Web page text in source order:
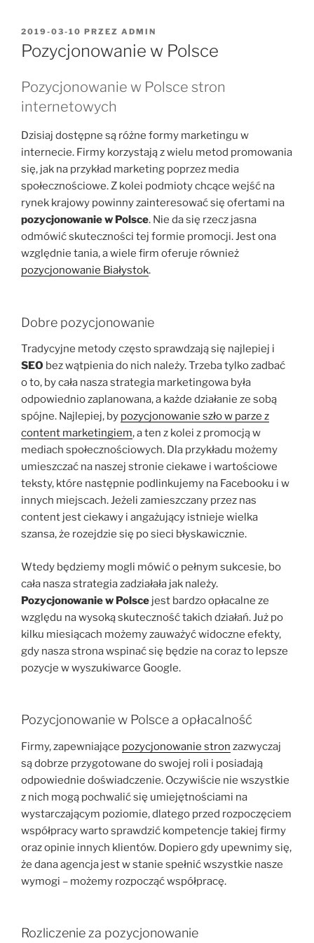
OPUBLIKOWANE
W
2019-03-10 PRZEZ ADMIN
Pozycjonowanie w Polsce
Pozycjonowanie w Polsce stron
internetowych
Dzisiaj dostępne są różne formy marketingu w
internecie. Firmy korzystają z wielu metod promowania
się, jak na przykład marketing poprzez media
społecznościowe. Z kolei podmioty chcące wejść na
rynek krajowy powinny zainteresować się ofertami na
pozycjonowanie w Polsce. Nie da się rzecz jasna
odmówić skuteczności tej formie promocji. Jest ona
względnie tania, a wiele firm oferuje również
pozycjonowanie Białystok.
Dobre pozycjonowanie
Tradycyjne metody często sprawdzają się najlepiej i
SEO bez wątpienia do nich należy. Trzeba tylko zadbać
o to, by cała nasza strategia marketingowa była
odpowiednio zaplanowana, a każde działanie ze sobą
spójne. Najlepiej, by pozycjonowanie szło w parze z
content marketingiem, a ten z kolei z promocją w
mediach społecznościowych. Dla przykładu możemy
umieszczać na naszej stronie ciekawe i wartościowe
teksty, które następnie podlinkujemy na Facebooku i w
innych miejscach. Jeżeli zamieszczany przez nas
content jest ciekawy i angażujący istnieje wielka
szansa, że rozejdzie się po sieci błyskawicznie.
Wtedy będziemy mogli mówić o pełnym sukcesie, bo
cała nasza strategia zadziałała jak należy.
Pozycjonowanie w Polsce jest bardzo opłacalne ze
względu na wysoką skuteczność takich działań. Już po
kilku miesiącach możemy zauważyć widoczne efekty,
gdy nasza strona wspinać się będzie na coraz to lepsze
pozycje w wyszukiwarce Google.
Pozycjonowanie w Polsce a opłacalność
Firmy, zapewniające pozycjonowanie stron zazwyczaj
są dobrze przygotowane do swojej roli i posiadają
odpowiednie doświadczenie. Oczywiście nie wszystkie
z nich mogą pochwalić się umiejętnościami na
wystarczającym poziomie, dlatego przed rozpoczęciem
współpracy warto sprawdzić kompetencje takiej firmy
oraz opinie innych klientów. Dopiero gdy upewnimy się,
że dana agencja jest w stanie spełnić wszystkie nasze
wymogi – możemy rozpocząć współpracę.
Rozliczenie za pozycjonowanie